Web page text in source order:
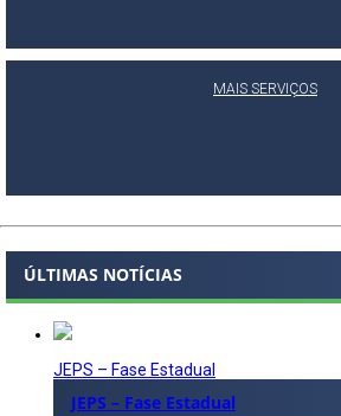
MAIS SERVIÇOS
ÚLTIMAS NOTÍCIAS
JEPS – Fase Estadual
JEPS – Fase Estadual